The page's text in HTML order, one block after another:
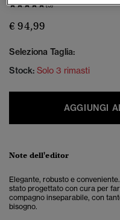
(5)
€ 94,99
Seleziona Taglia:
Stock: Solo 3 rimasti
AGGIUNGI
Note dell'editor
Elegante, robusto e
stato progettato con cura per
compagno inseparabile, con
bisogno.